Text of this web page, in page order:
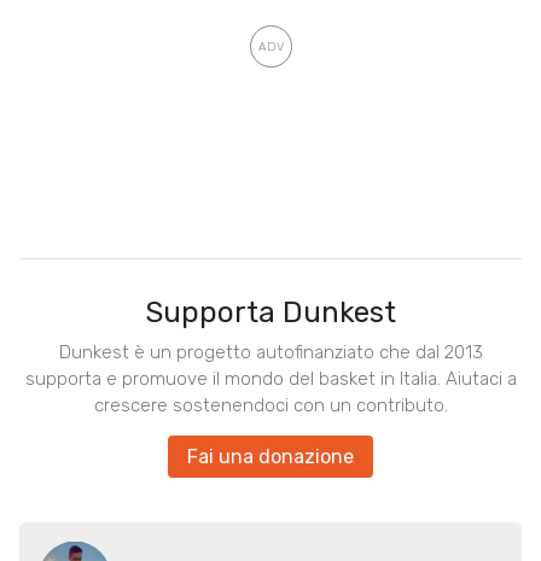
Supporta Dunkest
Dunkest è un progetto autofinanziato che dal 2013
supporta e promuove il mondo del basket in Italia. Aiutaci a
crescere sostenendoci con un contributo.
Fai una donazione